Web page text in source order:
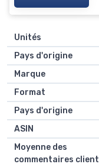
Unités
Pays d'origine
Marque
Format
Pays d'origine
ASIN
Moyenne des
commentaires client